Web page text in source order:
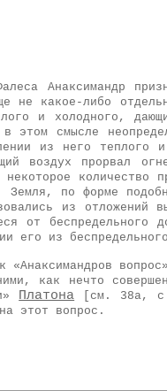
Анаксимандр
не какое-либо
и холодного,
этом смысле
из него теплого и
воздух прорвал
некоторое
по форме
из отложений
от
его из
«Анаксимандров
как нечто
Платона [см. 38а, с.
этот вопрос.